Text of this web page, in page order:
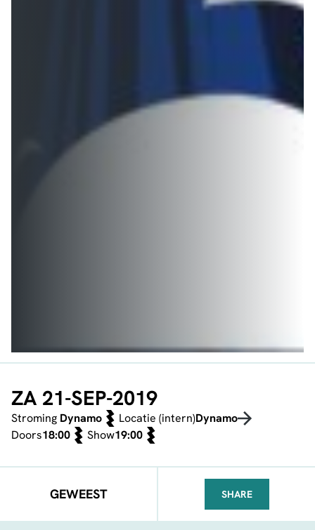
ZA 21-SEP-2019
Stroming Dynamo Locatie (intern)Dynamo
Doors18:00 Show19:00
GEWEEST SHARE